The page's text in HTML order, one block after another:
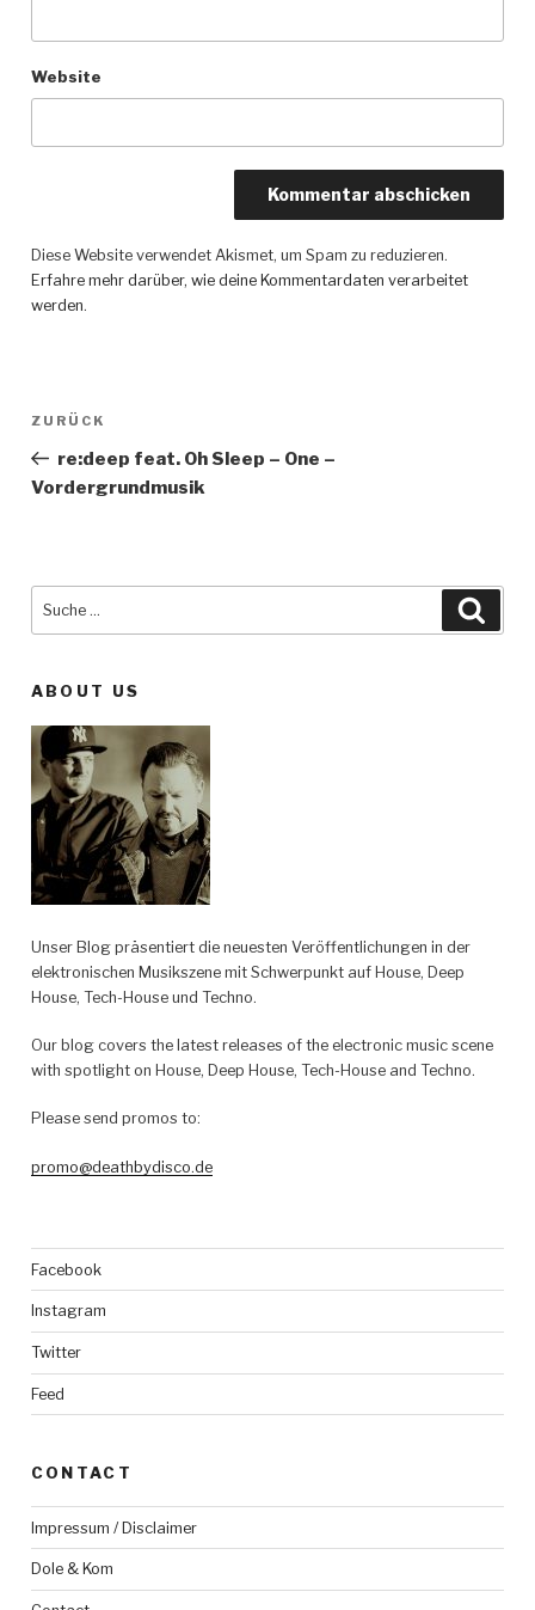
Website
Diese Website verwendet Akismet, um Spam zu reduzieren.
Erfahre mehr darüber, wie deine Kommentardaten verarbeitet
werden.
Beitragsnavigation
Vorheriger
ZURÜCK
re:deep feat. Oh Sleep – One –
Vordergrundmusik
ABOUT US
Unser Blog präsentiert die neuesten Veröffentlichungen in der
elektronischen Musikszene mit Schwerpunkt auf House, Deep
House, Tech-House und Techno.
Our blog covers the latest releases of the electronic music scene
with spotlight on House, Deep House, Tech-House and Techno.
Please send promos to:
promo@deathbydisco.de
Facebook
Instagram
Twitter
Feed
CONTACT
Impressum / Disclaimer
Dole & Kom